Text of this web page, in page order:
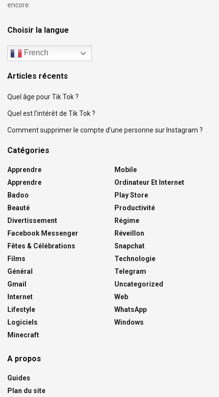
encore.
Choisir la langue
French
Articles récents
Quel âge pour Tik Tok ?
Quel est l’intérêt de Tik Tok ?
Comment supprimer le compte d’une personne sur Instagram ?
Catégories
Apprendre
Apprendre
Badoo
Beauté
Divertissement
Facebook Messenger
Fêtes & Célébrations
Films
Général
Gmail
Internet
Lifestyle
Logiciels
Minecraft
Mobile
Ordinateur Et Internet
Play Store
Productivité
Régime
Réveillon
Snapchat
Technologie
Telegram
Uncategorized
Web
WhatsApp
Windows
A propos
Guides
Plan du site